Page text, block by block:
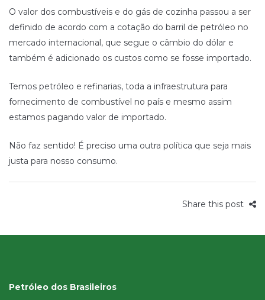
O valor dos combustíveis e do gás de cozinha passou a ser
definido de acordo com a cotação do barril de petróleo no
mercado internacional, que segue o câmbio do dólar e
também é adicionado os custos como se fosse importado.
Temos petróleo e refinarias, toda a infraestrutura para
fornecimento de combustível no país e mesmo assim
estamos pagando valor de importado.
Não faz sentido! É preciso uma outra política que seja mais
justa para nosso consumo.
Share this post
Petróleo dos Brasileiros